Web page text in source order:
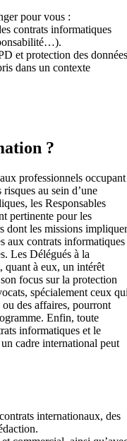
pour vous :
contrats informatiques
et protection des données
dans un contexte
?
professionnels occupant
au sein d’une
les Responsables
pertinente pour les
dont les missions
aux contrats informatiques
Les Délégués à la
quant à eux, un intérêt
focus sur la protection
spécialement ceux
des affaires, pourront
Enfin, toute
informatiques et le
cadre international peut
internationaux, des